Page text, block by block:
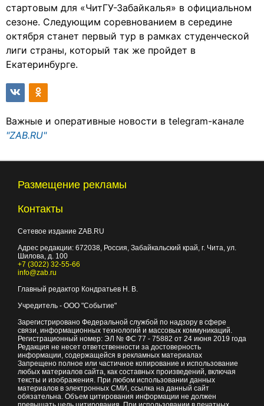
стартовым для «ЧитГУ-Забайкалья» в официальном
сезоне. Следующим соревнованием в середине
октября станет первый тур в рамках студенческой
лиги страны, который так же пройдет в
Екатеринбурге.
Важные и оперативные новости в telegram-канале
"ZAB.RU"
Размещение рекламы
Контакты
Сетевое издание ZAB.RU
Адрес редакции: 672038, Россия, Забайкальский край, г. Чита, ул.
Шилова, д. 100
+7 (3022) 32-55-66
info@zab.ru
Главный редактор Кондратьев Н. В.
Учредитель - ООО "Событие"
Зарегистрировано Федеральной службой по надзору в сфере
связи, информационных технологий и массовых коммуникаций.
Регистрационный номер: ЭЛ № ФС 77 - 75882 от 24 июня 2019 года
Редакция не несет ответственности за достоверность
информации, содержащейся в рекламных материалах
Запрещено полное или частичное копирование и использование
любых материалов сайта, как составных произведений, включая
тексты и изображения. При любом использовании данных
материалов в электронных СМИ, ссылка на данный сайт
обязательна. Объем цитирования информации не должен